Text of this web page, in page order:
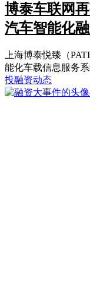
博泰车联网
汽车智能化
上海博泰悦臻（
能化车载信息服务
投融资动态